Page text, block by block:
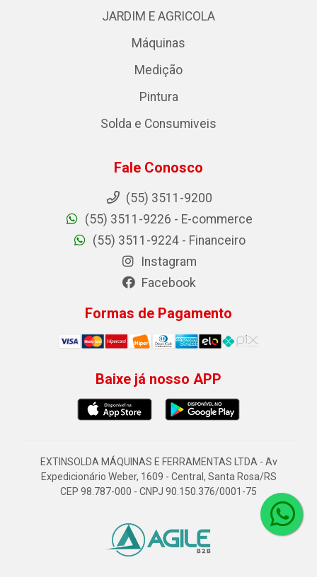
JARDIM E AGRICOLA
Máquinas
Medição
Pintura
Solda e Consumiveis
Fale Conosco
(55) 3511-9200
(55) 3511-9226 - E-commerce
(55) 3511-9224 - Financeiro
Instagram
Facebook
Formas de Pagamento
Baixe já nosso APP
EXTINSOLDA MÁQUINAS E FERRAMENTAS LTDA - Av
Expedicionário Weber, 1609 - Central, Santa Rosa/RS
CEP 98.787-000 - CNPJ 90.150.376/0001-75